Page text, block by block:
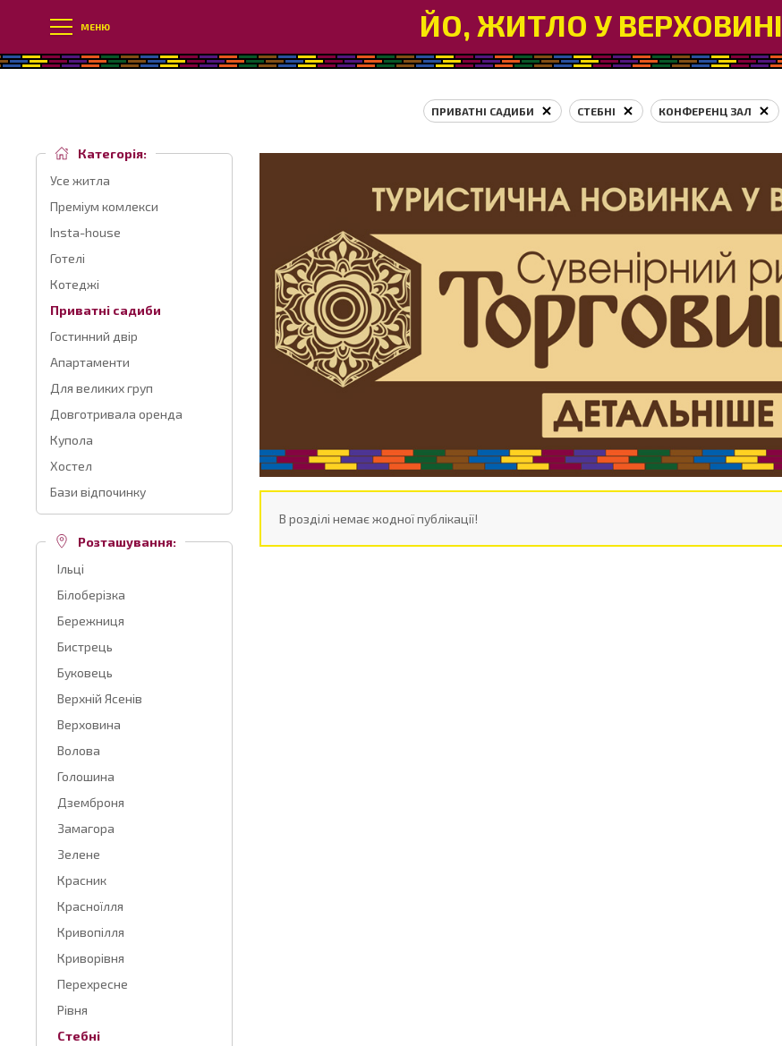
МЕНЮ ЙО, ЖИТЛО У ВЕРХОВИНІ
ПРИВАТНІ САДИБИ СТЕБНІ КОНФЕРЕНЦ ЗАЛ
Категорія:
Усе житла
Преміум комлекси
Insta-house
Готелі
Котеджі
Приватні садиби
Гостинний двір
Апартаменти
Для великих груп
Довготривала оренда
Купола
Хостел
Бази відпочинку
Розташування:
Ільці
Білоберізка
Бережниця
Бистрець
Буковець
Верхній Ясенів
Верховина
Волова
Голошина
Дземброня
Замагора
Зелене
Красник
Красноїлля
Кривопілля
Криворівня
Перехресне
Рівня
Стебні
В розділі немає жодної публікації!